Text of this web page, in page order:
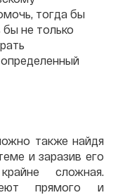
тогда бы
не только
также найдя
и заразив его
сложная.
прямого и